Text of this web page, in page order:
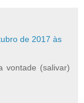
de 2017 às
vontade (salivar)